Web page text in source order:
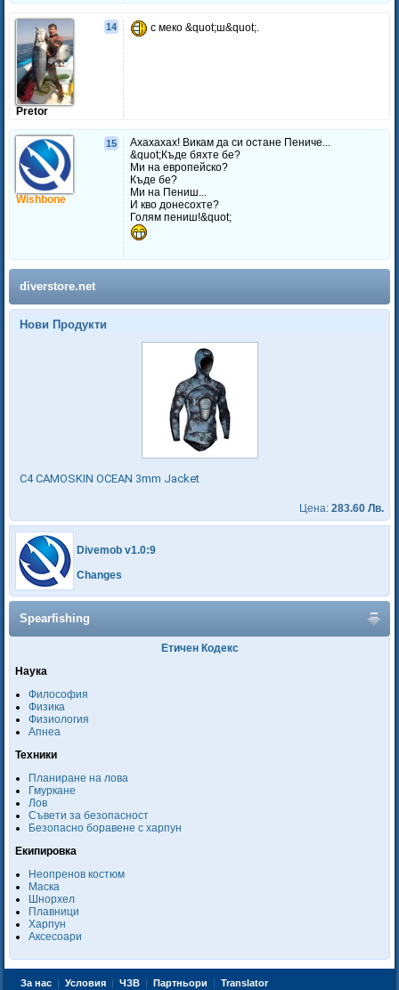
Pretor
14 с меко &quot;ш&quot;.
Wishbone
15
Ахахахах! Викам да си остане Пениче...
&quot;Къде бяхте бе?
Ми на европейско?
Къде бе?
Ми на Пениш...
И кво донесохте?
Голям пениш!&quot;
diverstore.net
Нови Продукти
C4 CAMOSKIN OCEAN 3mm Jacket
Цена: 283.60 Лв.
Divemob v1.0:9
Changes
Spearfishing
Етичен Кодекс
Наука
Философия
Физика
Физиология
Апнеа
Техники
Планиране на лова
Гмуркане
Лов
Съвети за безопасност
Безопасно боравене с харпун
Екипировка
Неопренов костюм
Маска
Шнорхел
Плавници
Харпун
Аксесоари
За нас | Условия | ЧЗВ | Партньори | Translator